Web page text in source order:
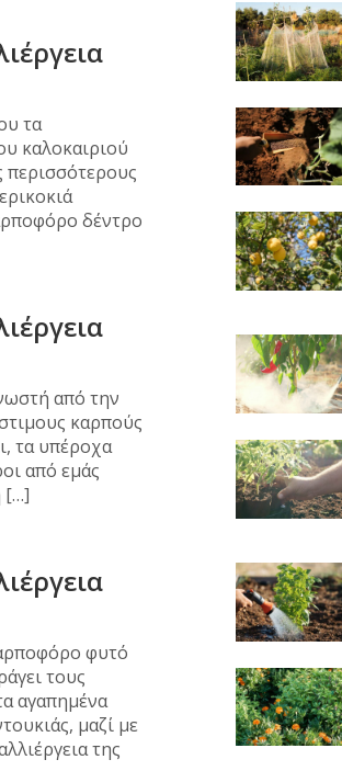
τα
καλοκαιριού
περισσότερους
δέντρο
από την
καρπούς
τα υπέροχα
από εμάς
[…]
φυτό
τους
αγαπημένα
μαζί με
της